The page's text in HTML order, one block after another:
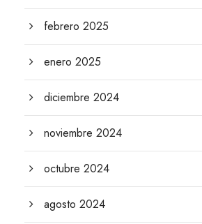
febrero 2025
enero 2025
diciembre 2024
noviembre 2024
octubre 2024
agosto 2024